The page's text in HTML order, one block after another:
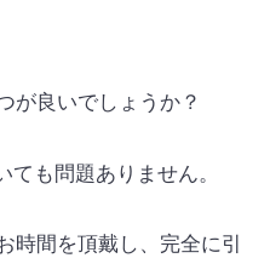
が良いでしょうか？
も問題ありません。
時間を頂戴し、完全に引